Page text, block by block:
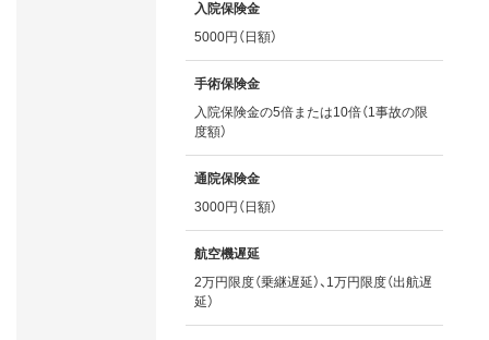
入院保険金
5000円（日額）
手術保険金
入院保険金の5倍または10倍（1事故の限
度額）
通院保険金
3000円（日額）
航空機遅延
2万円限度（乗継遅延）、1万円限度（出航遅
延）